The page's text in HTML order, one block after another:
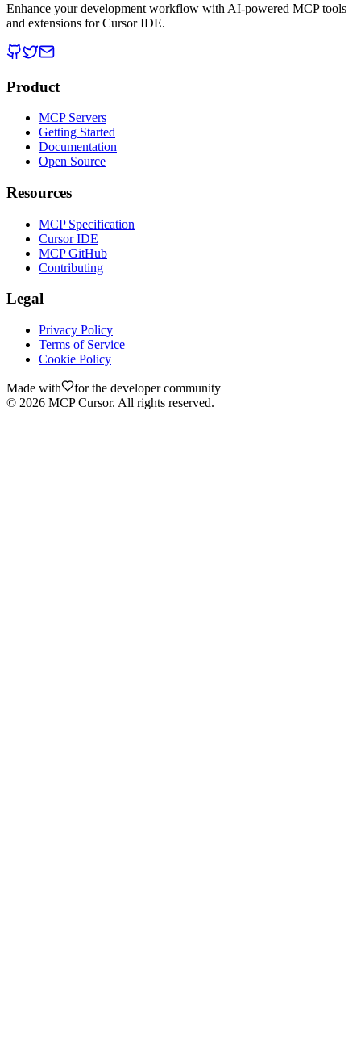
Enhance your development workflow with AI-powered MCP tools
and extensions for Cursor IDE.
Product
MCP Servers
Getting Started
Documentation
Open Source
Resources
MCP Specification
Cursor IDE
MCP GitHub
Contributing
Legal
Privacy Policy
Terms of Service
Cookie Policy
Made with
for the developer community
© 2026 MCP Cursor. All rights reserved.